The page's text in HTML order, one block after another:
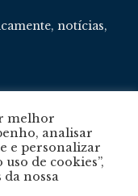
notícias,
melhor
analisar
e personalizar
de cookies”,
nossa